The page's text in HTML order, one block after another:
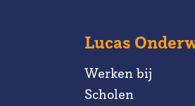
Lucas
Werken bij
Scholen